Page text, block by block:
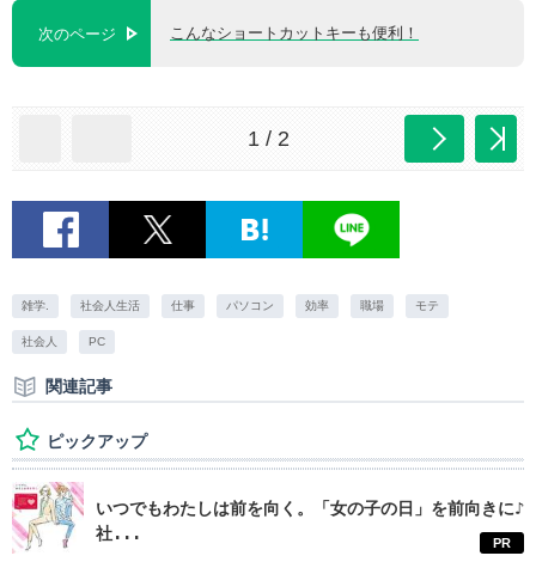
次のページ こんなショートカットキーも便利！
1 / 2
雑学. 社会人生活 仕事 パソコン 効率 職場 モテ
社会人 PC
関連記事
ピックアップ
いつでもわたしは前を向く。「女の子の日」を前向きに♪
社...
PR